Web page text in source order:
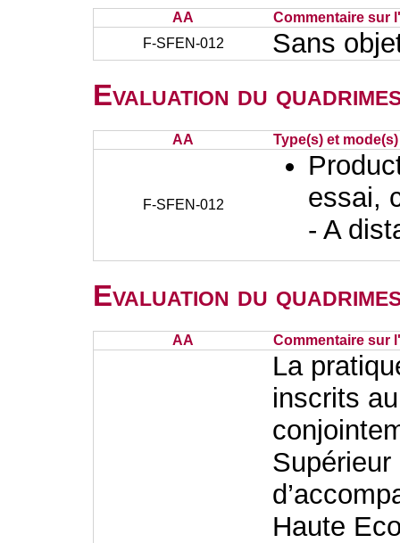
AA
Commentaire sur
F-SFEN-012
Sans
Evaluation du
AA Type(s) et
F-SFEN-012
essai,
- A
Evaluation du
AA Commentaire sur
La
inscrits
Supérieur
Haute